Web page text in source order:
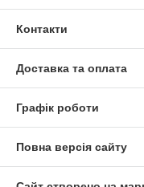
Контакти
Доставка та оплата
Графік роботи
Повна версія сайту